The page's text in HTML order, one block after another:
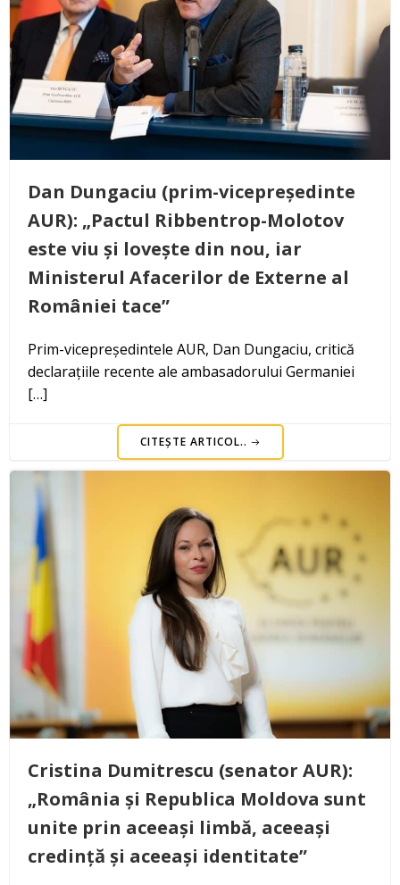
Dan Dungaciu (prim-vicepreședinte
AUR): „Pactul Ribbentrop-Molotov
este viu și lovește din nou, iar
Ministerul Afacerilor de Externe al
României tace”
Prim-vicepreședintele AUR, Dan Dungaciu, critică
declarațiile recente ale ambasadorului Germaniei
[…]
CITEȘTE ARTICOL..
Cristina Dumitrescu (senator AUR):
„România și Republica Moldova sunt
unite prin aceeași limbă, aceeași
credință și aceeași identitate”